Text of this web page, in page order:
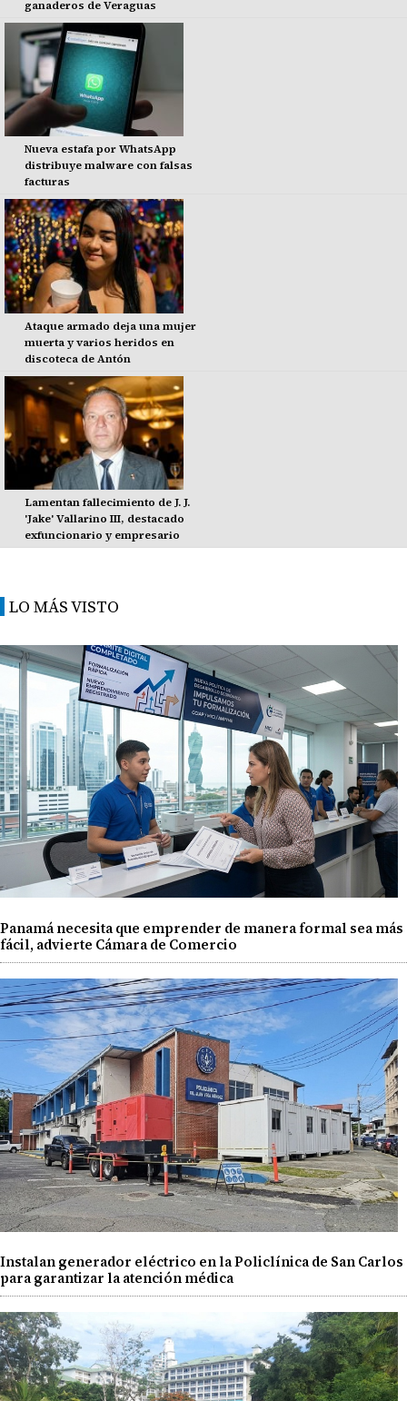
ganaderos de Veraguas
Nueva estafa por WhatsApp
distribuye malware con falsas
facturas
Ataque armado deja una mujer
muerta y varios heridos en
discoteca de Antón
Lamentan fallecimiento de J. J.
'Jake' Vallarino III, destacado
exfuncionario y empresario
LO MÁS VISTO
Panamá necesita que emprender de manera formal sea más
fácil, advierte Cámara de Comercio
Instalan generador eléctrico en la Policlínica de San Carlos
para garantizar la atención médica